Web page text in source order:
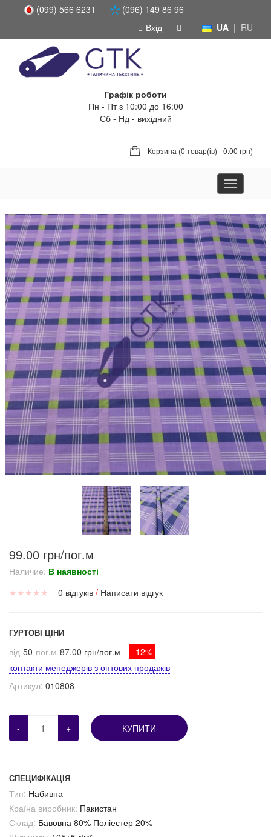
(099) 566 6231
(096) 149 86 96
UA | RU
Вхід
Графік роботи
Пн - Пт з 10:00 до 16:00
Сб - Нд - вихідний
Корзина (0 товар(ів) - 0.00 грн)
Toggle
navigation
99.00 грн/пог.м
Наличие: В наявності
★ ★ ★ ★ ★ 0 відгуків / Написати відгук
ГУРТОВІ ЦІНИ
від 50 пог.м 87.00 грн/пог.м
-12%
контакти менеджерів з оптових продажів
Артикул: 010808
- + КУПИТИ
СПЕЦИФІКАЦІЯ
Тип: Набивна
Країна виробник: Пакистан
Склад: Бавовна 80% Поліестер 20%